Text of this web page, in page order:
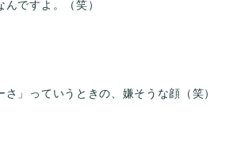
ですよ。（笑）
さ」っていうときの、嫌そうな顔（笑）